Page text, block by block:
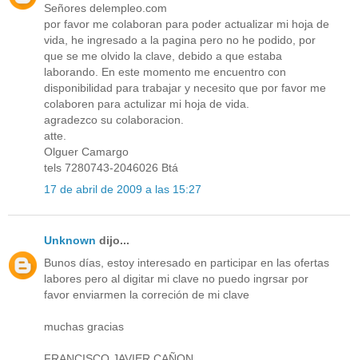
Señores delempleo.com
por favor me colaboran para poder actualizar mi hoja de
vida, he ingresado a la pagina pero no he podido, por
que se me olvido la clave, debido a que estaba
laborando. En este momento me encuentro con
disponibilidad para trabajar y necesito que por favor me
colaboren para actulizar mi hoja de vida.
agradezco su colaboracion.
atte.
Olguer Camargo
tels 7280743-2046026 Btá
17 de abril de 2009 a las 15:27
Unknown dijo...
Bunos días, estoy interesado en participar en las ofertas
labores pero al digitar mi clave no puedo ingrsar por
favor enviarmen la correción de mi clave
muchas gracias